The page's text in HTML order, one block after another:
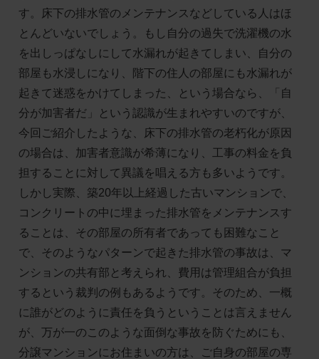
す。床下の排水管のメンテナンスなどしている人はほ
とんどいないでしょう。もし自分の過失で洗濯機の水
を出しっぱなしにして水漏れが起きてしまい、自分の
部屋も水浸しになり、階下の住人の部屋にも水漏れが
起きて迷惑をかけてしまった、という場合なら、「自
分が加害者だ」という認識が生まれやすいのですが、
今回ご紹介したような、床下の排水管の老朽化が原因
の場合は、加害者意識が希薄になり、工事の料金を負
担することに対して異議を唱える方も多いようです。
しかし実際、築20年以上経過した古いマンションで、
コンクリートの中に埋まった排水管をメンテナンスす
ることは、その部屋の所有者であっても困難なこと
で、そのようなパターンで起きた排水管の事故は、マ
ンションの共有部と考えられ、費用は管理組合が負担
するという裁判の例もあるようです。そのため、一概
に誰がどのように責任を負うということは言えません
が、万が一のこのような面倒な事故を防ぐためにも、
分譲マンションにお住まいの方は、ご自身の部屋の専